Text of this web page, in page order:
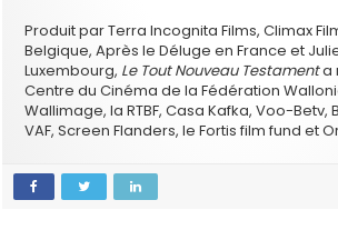
Produit par Terra Incognita Films, Climax
Belgique, Après le Déluge en France et
Luxembourg, Le Tout Nouveau Testamenta
Centre du Cinéma de la Fédération
Wallimage, la RTBF, Casa Kafka, Voo-Betv,
VAF, Screen Flanders, le Fortis film fund et